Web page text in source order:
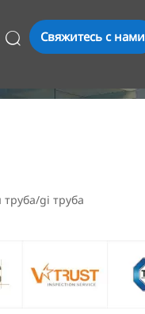
 Свяжитесь с нами
gi труба